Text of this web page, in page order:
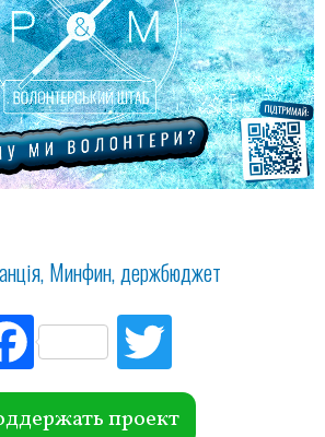
Минфин держбюджет
Fac
ebo
ok r
проект